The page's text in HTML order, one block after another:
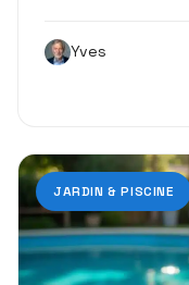
Yves
JARDIN & PISCINE